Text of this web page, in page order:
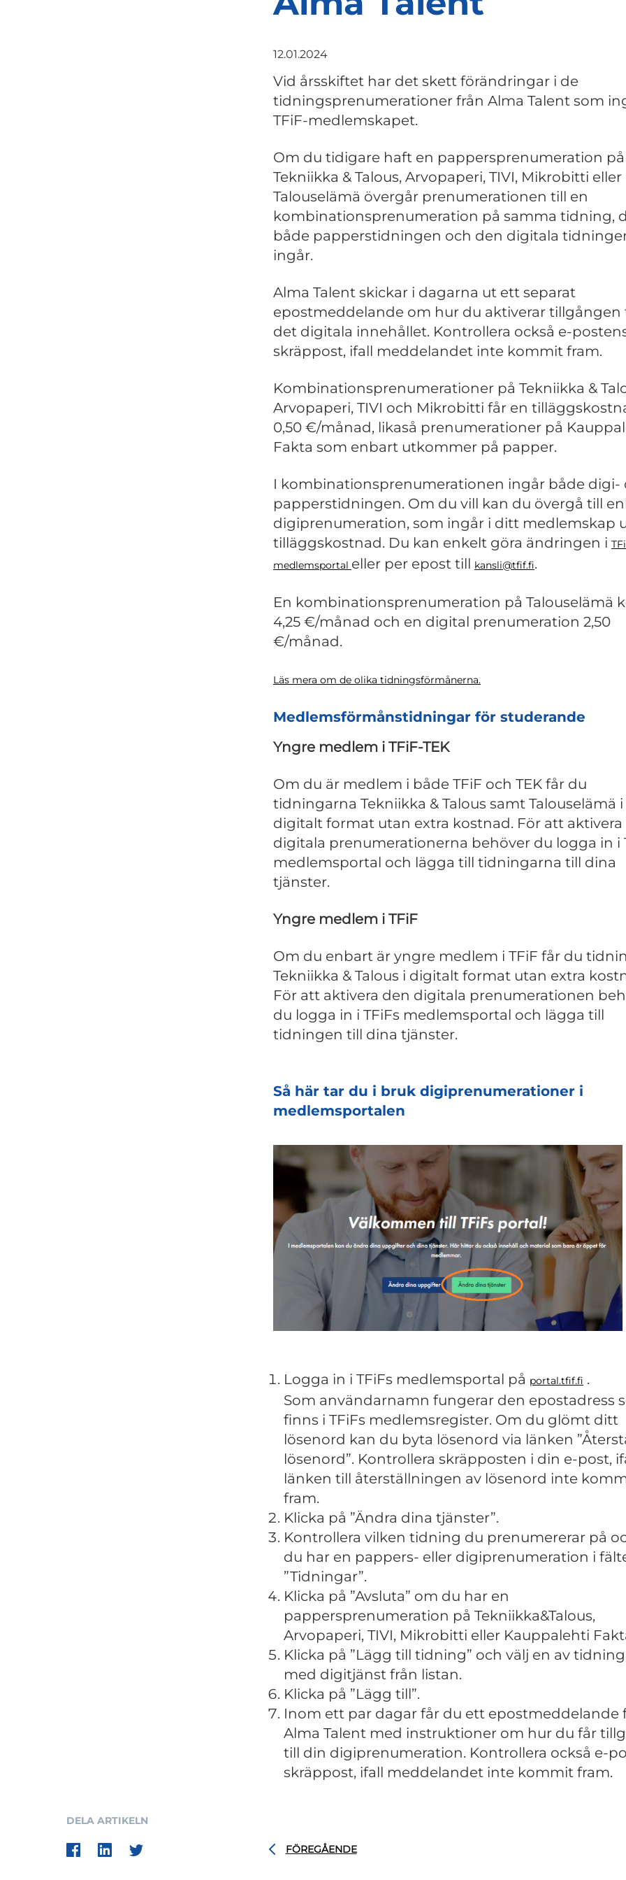
12.01.2024
Vid årsskiftet har det skett förändringar i de
tidningsprenumerationer från Alma Talent som
TFiF-medlemskapet.
Om du tidigare haft en pappersprenumeration på
Tekniikka & Talous, Arvopaperi, TIVI, Mikrobitti eller
Talouselämä övergår prenumerationen till en
kombinationsprenumeration på samma tidning,
både papperstidningen och den digitala
ingår.
Alma Talent skickar i dagarna ut ett separat
epostmeddelande om hur du aktiverar tillgången
det digitala innehållet. Kontrollera också e-
skräppost, ifall meddelandet inte kommit fram.
Kombinationsprenumerationer på Tekniikka &
Arvopaperi, TIVI och Mikrobitti får en
0,50 €/månad, likaså prenumerationer på
Fakta som enbart utkommer på papper.
I kombinationsprenumerationen ingår både digi-
papperstidningen. Om du vill kan du övergå till
digiprenumeration, som ingår i ditt medlemskap
tilläggskostnad. Du kan enkelt göra ändringen i
medlemsportal eller per epost till kansli@tfif.fi.
En kombinationsprenumeration på Talouselämä
4,25 €/månad och en digital prenumeration 2,50
€/månad.
Läs mera om de olika tidningsförmånerna.
Medlemsförmånstidningar för studerande
Yngre medlem i TFiF-TEK
Om du är medlem i både TFiF och TEK får du
tidningarna Tekniikka & Talous samt Talouselämä i
digitalt format utan extra kostnad. För att aktivera
digitala prenumerationerna behöver du logga in i
medlemsportal och lägga till tidningarna till dina
tjänster.
Yngre medlem i TFiF
Om du enbart är yngre medlem i TFiF får du
Tekniikka & Talous i digitalt format utan extra
För att aktivera den digitala prenumerationen
du logga in i TFiFs medlemsportal och lägga till
tidningen till dina tjänster.
Så här tar du i bruk digiprenumerationer i
medlemsportalen
Logga in i TFiFs medlemsportal på portal.tfif.fi .
Som användarnamn fungerar den epostadress
finns i TFiFs medlemsregister. Om du glömt ditt
lösenord kan du byta lösenord via länken
lösenord”. Kontrollera skräpposten i din e-post,
länken till återställningen av lösenord inte
fram.
Klicka på ”Ändra dina tjänster”.
Kontrollera vilken tidning du prenumererar på
du har en pappers- eller digiprenumeration i
”Tidningar”.
Klicka på ”Avsluta” om du har en
pappersprenumeration på Tekniikka&Talous,
Arvopaperi, TIVI, Mikrobitti eller Kauppalehti
Klicka på ”Lägg till tidning” och välj en av
med digitjänst från listan.
Klicka på ”Lägg till”.
Inom ett par dagar får du ett epostmeddelande
Alma Talent med instruktioner om hur du får
till din digiprenumeration. Kontrollera också e-
skräppost, ifall meddelandet inte kommit fram.
DELA ARTIKELN
FÖREGÅENDE